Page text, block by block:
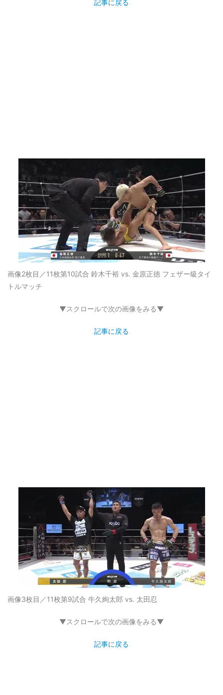
記事に戻る
画像2枚目／11枚第10試合 鈴木千裕 vs. 金原正徳 フェザー級タイ
トルマッチ
▼スクロールで次の画像をみる▼
記事に戻る
画像3枚目／11枚第9試合 牛久絢太郎 vs. 太田忍
▼スクロールで次の画像をみる▼
記事に戻る